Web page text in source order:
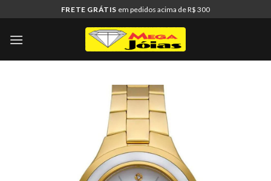
to
content
FRETE GRÁTIS em pedidos acima de R$ 300